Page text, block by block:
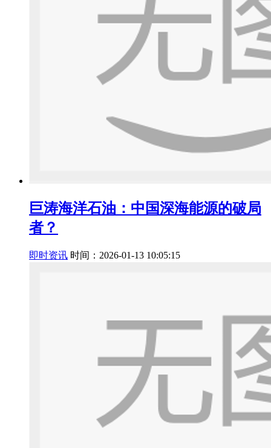
巨涛海洋石油：中国深海能源的破局
者？
即时资讯 时间：2026-01-13 10:05:15